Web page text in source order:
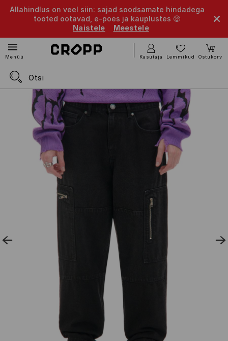
Allahindlus on veel siin: sajad soodsamate hindadega
tooted ootavad, e-poes ja kauplustes 🤑
Naistele
Meestele
Menüü Kasutaja Lemmikud Ostukorv